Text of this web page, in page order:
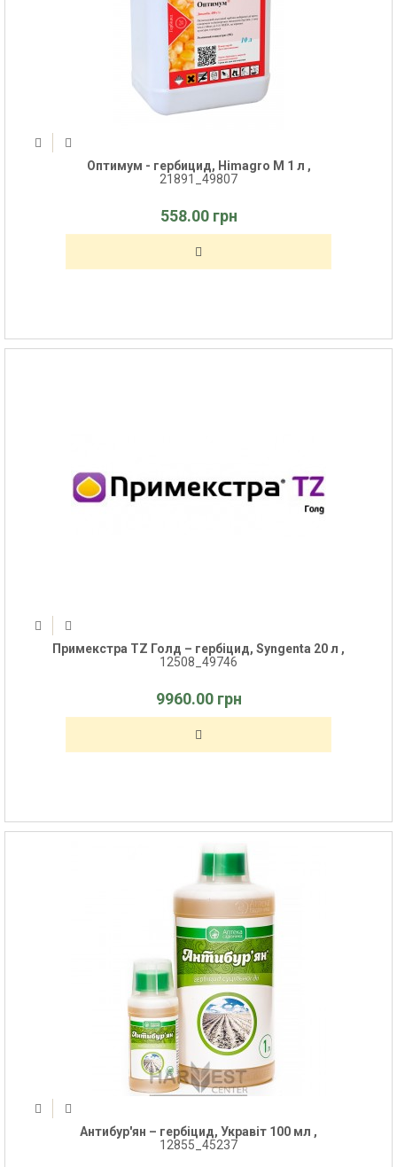
Оптимум - гербицид, Himagro M 1 л ,
21891_49807
558.00 грн
Примекстра TZ Голд – гербіцид, Syngenta 20 л ,
12508_49746
9960.00 грн
Антибур'ян – гербіцид, Укравіт 100 мл ,
12855_45237